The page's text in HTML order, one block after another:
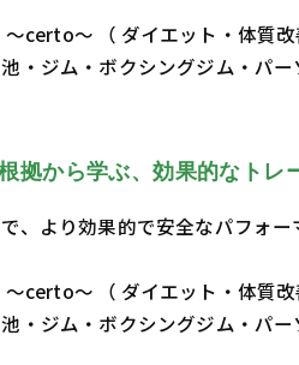
～certo～ （ ダイエット・体質
・ジム・ボクシングジム・パー
拠から学ぶ、効果的なトレ
、より効果的で安全なパフォー
～certo～ （ ダイエット・体質
・ジム・ボクシングジム・パー